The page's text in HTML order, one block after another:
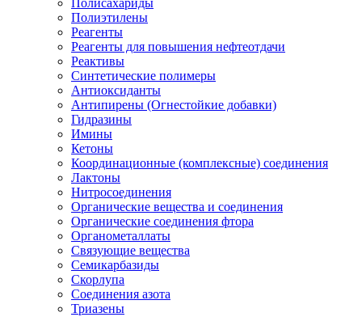
Полисахариды
Полиэтилены
Реагенты
Реагенты для повышения нефтеотдачи
Реактивы
Синтетические полимеры
Антиоксиданты
Антипирены (Огнестойкие добавки)
Гидразины
Имины
Кетоны
Координационные (комплексные) соединения
Лактоны
Нитросоединения
Органические вещества и соединения
Органические соединения фтора
Органометаллаты
Связующие вещества
Семикарбазиды
Скорлупа
Соединения азота
Триазены